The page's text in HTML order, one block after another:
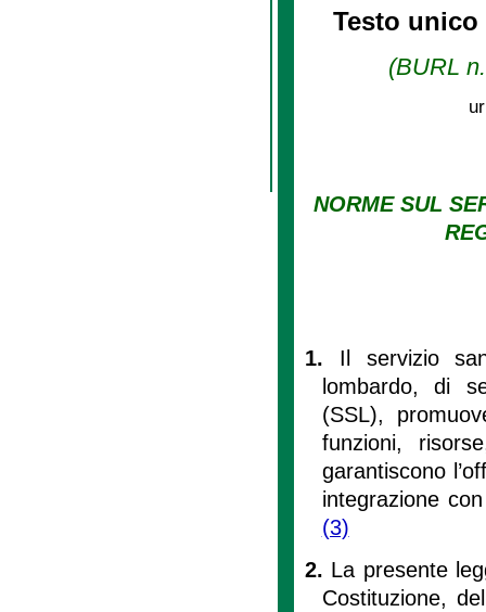
Testo
(BURL
NORME SUL
1. Il servizio
lombardo, di
(SSL),
funzioni,
garantiscono
integrazione
(3)
2. La presente
Costituzione,